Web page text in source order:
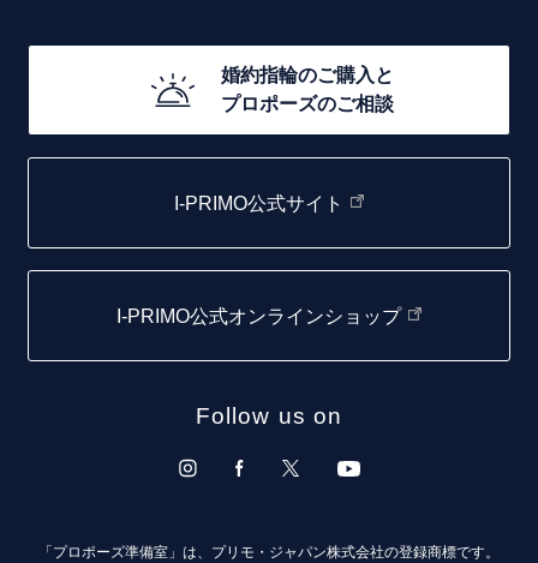
20万円台～
10万円台～
函館店
取扱店)エヴァンスブライダル 旭川本店
仙台店
青森店
婚約指輪のご購入と
プロポーズのご相談
I-PRIMO公式サイト
I-PRIMO公式オンラインショップ
Follow us on
「プロポーズ準備室」は、プリモ・ジャパン株式会社の登録商標です。